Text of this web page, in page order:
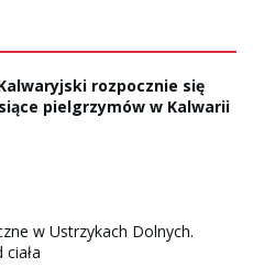
rozpocznie się
pielgrzymów w Kalwarii
w Ustrzykach Dolnych.